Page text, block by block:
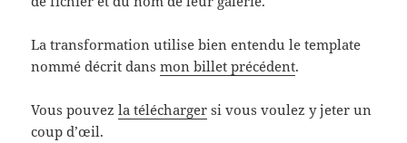
La transformation utilise bien entendu le template
nommé décrit dansmon billet précédent.
Vous pouvezla télécharger si vous voulez y jeter un
coup d’œil.